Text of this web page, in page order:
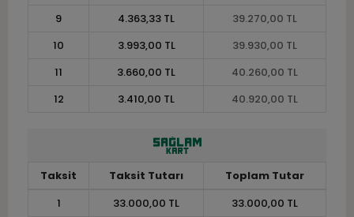
9
4.363,33 TL
39.270,00 TL
10
3.993,00 TL
39.930,00 TL
11
3.660,00 TL
40.260,00 TL
12
3.410,00 TL 40.920,00 TL
Taksit Taksit Tutarı
Toplam Tutar
1
33.000,00 TL
33.000,00 TL